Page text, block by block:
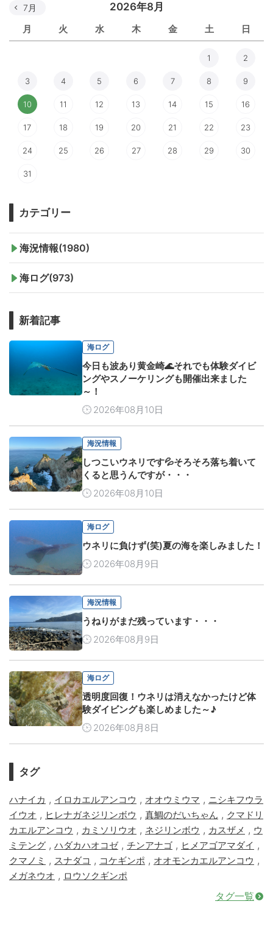
2026年8月
月 火 水 木 金 土 日
7月
1 2
3 4 5 6 7 8 9
10 11 12 13 14 15 16
17 18 19 20 21 22 23
24 25 26 27 28 29 30
31
カテゴリー
海況情報(1980)
海ログ(973)
新着記事
海ログ
今日も波あり黄金崎🌊それでも体験ダイビ
ングやスノーケリングも開催出来ました
～！
2026年08月10日
海況情報
しつこいウネリです💦そろそろ落ち着いて
くると思うんですが・・・
2026年08月10日
海ログ
ウネリに負けず(笑)夏の海を楽しみました！
2026年08月9日
海況情報
うねりがまだ残っています・・・
2026年08月9日
海ログ
透明度回復！ウネリは消えなかったけど体
験ダイビングも楽しめました～♪
2026年08月8日
タグ
ハナイカ , イロカエルアンコウ , オオウミウマ , ニシキフウラ
イウオ , ヒレナガネジリンボウ , 真鯛のだいちゃん , クマドリ
カエルアンコウ , カミソリウオ , ネジリンボウ , カスザメ , ウ
ミテング , ハダカハオコゼ, チンアナゴ , ヒメアゴアマダイ ,
クマノミ , スナダコ , コケギンポ , オオモンカエルアンコウ ,
メガネウオ , ロウソクギンポ
タグ一覧